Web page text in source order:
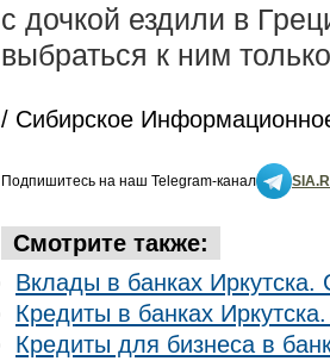
с дочкой ездили в
выбраться к ним
/ Сибирское
Подпишитесь на наш Telegram-канал
Смотрите также:
Вклады в банках Иркутска.
Кредиты в банках
Кредиты для бизнеса в